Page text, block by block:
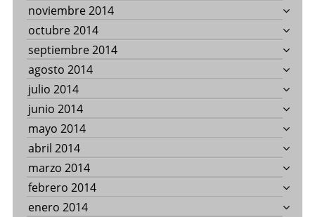
noviembre 2014
octubre 2014
septiembre 2014
agosto 2014
julio 2014
junio 2014
mayo 2014
abril 2014
marzo 2014
febrero 2014
enero 2014